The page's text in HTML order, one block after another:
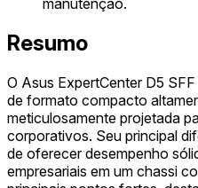
Resumo
O Asus ExpertCenter D5
de formato compacto
meticulosamente projetada
corporativos. Seu principal
de oferecer desempenho
empresariais em um chassi